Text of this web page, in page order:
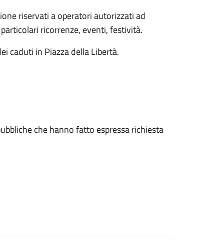
riservati a operatori autorizzati ad
ricorrenze, eventi, festività.
caduti in Piazza della Libertà.
che hanno fatto espressa richiesta